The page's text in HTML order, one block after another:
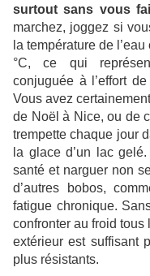
surtout sans vous
marchez, joggez si
la température de
°C, ce qui
conjuguée à l’effort
Vous avez
de Noël à Nice, ou de
trempette chaque jour
la glace d’un lac
santé et narguer non
d’autres bobos,
fatigue chronique.
confronter au froid tous
extérieur est suffisant
plus résistants.